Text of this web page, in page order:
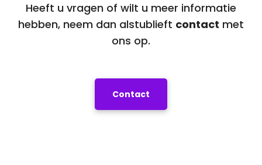
Heeft u vragen of wilt u meer informatie
hebben, neem dan alstublieft contact met
ons op.
Contact